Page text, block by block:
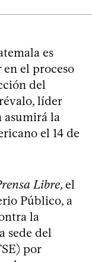
es
el proceso
del
líder
asumirá la
el 14 de
Libre, el
Público, a
la
sede del
por